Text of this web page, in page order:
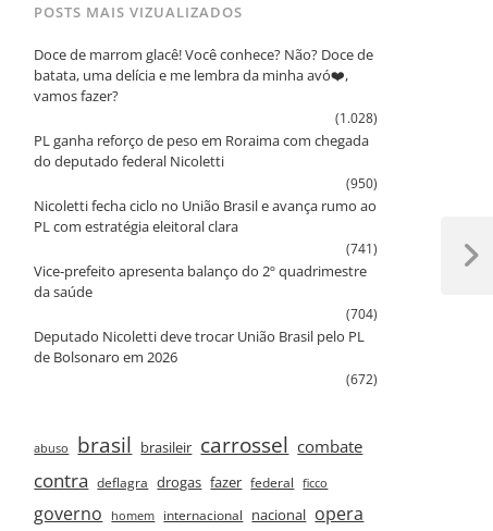
Next
POSTS MAIS VIZUALIZADOS
Doce de marrom glacê! Você conhece? Não? Doce de
batata, uma delícia e me lembra da minha avó❤️,
vamos fazer?
(1.028)
PL ganha reforço de peso em Roraima com chegada
do deputado federal Nicoletti
(950)
Nicoletti fecha ciclo no União Brasil e avança rumo ao
PL com estratégia eleitoral clara
(741)
Vice‑prefeito apresenta balanço do 2º quadrimestre
da saúde
(704)
Deputado Nicoletti deve trocar União Brasil pelo PL
de Bolsonaro em 2026
(672)
abuso brasil brasileir carrossel combate
contra deflagra drogas fazer federal ficco
governo homem internacional nacional opera